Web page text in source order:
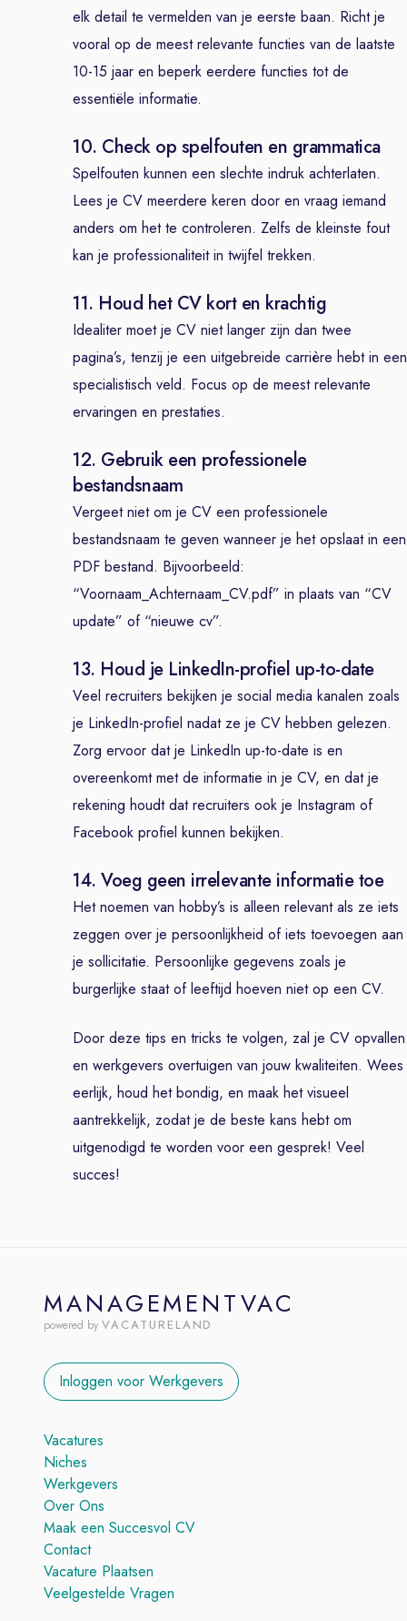
elk detail te vermelden van je eerste baan. Richt je
vooral op de meest relevante functies van de laatste
10-15 jaar en beperk eerdere functies tot de
essentiële informatie.
10. Check op spelfouten en grammatica
Spelfouten kunnen een slechte indruk achterlaten.
Lees je CV meerdere keren door en vraag iemand
anders om het te controleren. Zelfs de kleinste fout
kan je professionaliteit in twijfel trekken.
11. Houd het CV kort en krachtig
Idealiter moet je CV niet langer zijn dan twee
pagina’s, tenzij je een uitgebreide carrière hebt in een
specialistisch veld. Focus op de meest relevante
ervaringen en prestaties.
12. Gebruik een professionele
bestandsnaam
Vergeet niet om je CV een professionele
bestandsnaam te geven wanneer je het opslaat in een
PDF bestand. Bijvoorbeeld:
“Voornaam_Achternaam_CV.pdf” in plaats van “CV
update” of “nieuwe cv”.
13. Houd je LinkedIn-profiel up-to-date
Veel recruiters bekijken je social media kanalen zoals
je LinkedIn-profiel nadat ze je CV hebben gelezen.
Zorg ervoor dat je LinkedIn up-to-date is en
overeenkomt met de informatie in je CV, en dat je
rekening houdt dat recruiters ook je Instagram of
Facebook profiel kunnen bekijken.
14. Voeg geen irrelevante informatie toe
Het noemen van hobby’s is alleen relevant als ze iets
zeggen over je persoonlijkheid of iets toevoegen aan
je sollicitatie. Persoonlijke gegevens zoals je
burgerlijke staat of leeftijd hoeven niet op een CV.
Door deze tips en tricks te volgen, zal je CV opvallen
en werkgevers overtuigen van jouw kwaliteiten. Wees
eerlijk, houd het bondig, en maak het visueel
aantrekkelijk, zodat je de beste kans hebt om
uitgenodigd te worden voor een gesprek! Veel
succes!
MANAGEMENTVAC
powered by VACATURELAND
Inloggen voor Werkgevers
Vacatures
Niches
Werkgevers
Over Ons
Maak een Succesvol CV
Contact
Vacature Plaatsen
Veelgestelde Vragen